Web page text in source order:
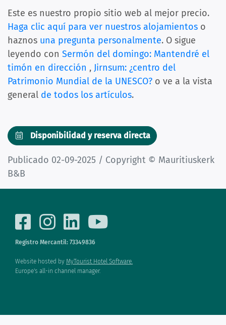
Este es nuestro propio sitio web al mejor precio.
Haga clic aquí para ver nuestros alojamientos o
haznos una pregunta personalmente. O sigue
leyendo con Sermón del domingo: Mantendré el
timón en dirección , Jirnsum: ¿centro del
Patrimonio Mundial de la UNESCO? o ve a la vista
general de todos los artículos.
Disponibilidad y reserva directa
Publicado 02-09-2025 / Copyright © Mauritiuskerk
B&B
Registro Mercantil: 73349836
Website hosted by MyTourist Hotel Software.
Europe's all-in channel manager.